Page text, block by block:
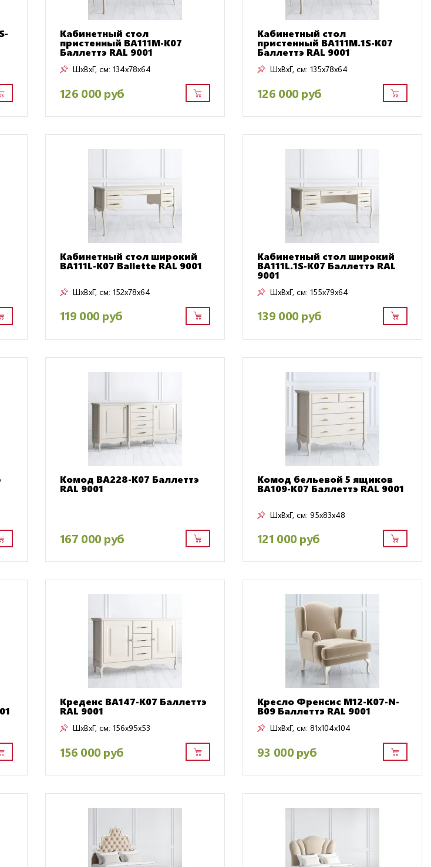
Кабинетный стол
пристенный BA111M-K07
Баллеттэ RAL 9001
ШxВxГ, см: 134x78x64
126 000 руб
Кабинетный стол
пристенный BA111M.1S-K07
Баллеттэ RAL 9001
ШxВxГ, см: 135x78x64
126 000 руб
Кабинетный стол широкий
BA111L-K07 Ballette RAL 9001
ШxВxГ, см: 152x78x64
119 000 руб
Кабинетный стол широкий
BA111L.1S-K07 Баллеттэ RAL
9001
ШxВxГ, см: 155x79x64
139 000 руб
Комод BA228-K07 Баллеттэ
RAL 9001
167 000 руб
Комод бельевой 5 ящиков
BA109-K07 Баллеттэ RAL 9001
ШxВxГ, см: 95x83x48
121 000 руб
Креденс BA147-K07 Баллеттэ
RAL 9001
ШxВxГ, см: 156x95x53
156 000 руб
Кресло Френсис M12-K07-N-
B09 Баллеттэ RAL 9001
ШxВxГ, см: 81x104x104
93 000 руб